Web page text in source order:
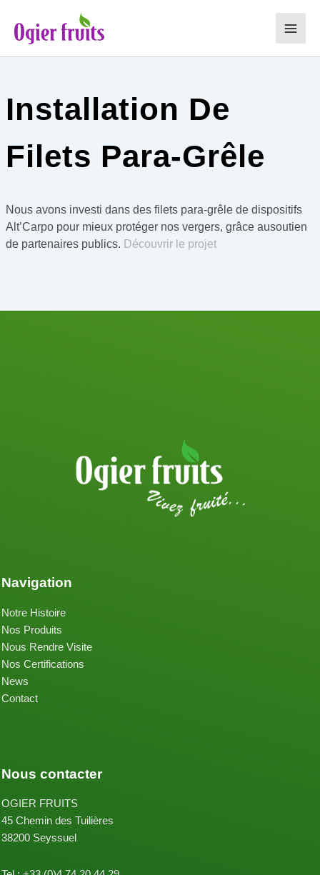
contenu
Main
Installation De
Filets Para-Grêle
Nous avons investi dans des filets para-grêle de dispositifs
Alt’Carpo pour mieux protéger nos vergers, grâce ausoutien
de partenaires publics. Découvrir le projet
Navigation
Notre Histoire
Nos Produits
Nous Rendre Visite
Nos Certifications
News
Contact
Nous contacter
OGIER FRUITS
45 Chemin des Tuilières
38200 Seyssuel